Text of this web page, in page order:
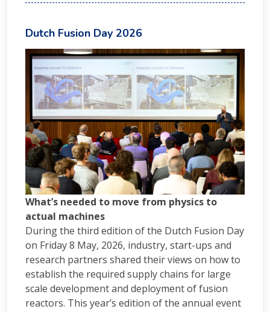
Dutch Fusion Day 2026
What’s needed to move from physics to
actual machines
During the third edition of the Dutch Fusion Day
on Friday 8 May, 2026, industry, start-ups and
research partners shared their views on how to
establish the required supply chains for large
scale development and deployment of fusion
reactors. This year’s edition of the annual event